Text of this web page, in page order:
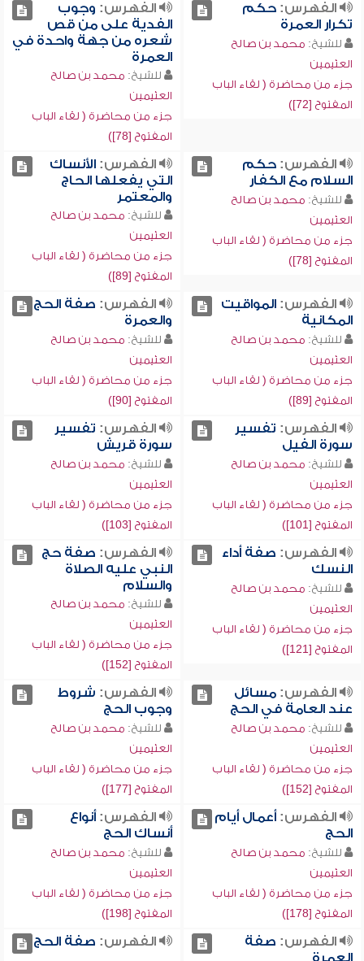
الفهرس:حكم
تكرار العمرة
للشيخ: محمد بن صالح
العثيمين
جزء من محاضرة ( لقاء الباب
المفتوح [72])
الفهرس: وجوب
الفدية على من قص
شعره من جهة واحدة في
العمرة
للشيخ: محمد بن صالح
العثيمين
جزء من محاضرة ( لقاء الباب
المفتوح [78])
الفهرس:حكم
السلام مع الكفار
للشيخ: محمد بن صالح
العثيمين
جزء من محاضرة ( لقاء الباب
المفتوح [78])
الفهرس:الأنساك
التي يفعلها الحاج
والمعتمر
للشيخ: محمد بن صالح
العثيمين
جزء من محاضرة ( لقاء الباب
المفتوح [89])
الفهرس:المواقيت
المكانية
للشيخ: محمد بن صالح
العثيمين
جزء من محاضرة ( لقاء الباب
المفتوح [89])
الفهرس: صفة الحج
والعمرة
للشيخ: محمد بن صالح
العثيمين
جزء من محاضرة ( لقاء الباب
المفتوح [90])
الفهرس: تفسير
سورة الفيل
للشيخ: محمد بن صالح
العثيمين
جزء من محاضرة ( لقاء الباب
المفتوح [101])
الفهرس: تفسير
سورة قريش
للشيخ: محمد بن صالح
العثيمين
جزء من محاضرة ( لقاء الباب
المفتوح [103])
الفهرس: صفة أداء
النسك
للشيخ: محمد بن صالح
العثيمين
جزء من محاضرة ( لقاء الباب
المفتوح [121])
الفهرس: صفة حج
النبي عليه الصلاة
والسلام
للشيخ: محمد بن صالح
العثيمين
جزء من محاضرة ( لقاء الباب
المفتوح [152])
الفهرس:مسائل
عند العامة في الحج
للشيخ: محمد بن صالح
العثيمين
جزء من محاضرة ( لقاء الباب
المفتوح [152])
الفهرس: شروط
وجوب الحج
للشيخ: محمد بن صالح
العثيمين
جزء من محاضرة ( لقاء الباب
المفتوح [177])
الفهرس:أعمال أيام
الحج
للشيخ: محمد بن صالح
العثيمين
جزء من محاضرة ( لقاء الباب
المفتوح [178])
الفهرس:أنواع
أنساك الحج
للشيخ: محمد بن صالح
العثيمين
جزء من محاضرة ( لقاء الباب
المفتوح [198])
الفهرس: صفة
العمرة
الفهرس: صفة الحج